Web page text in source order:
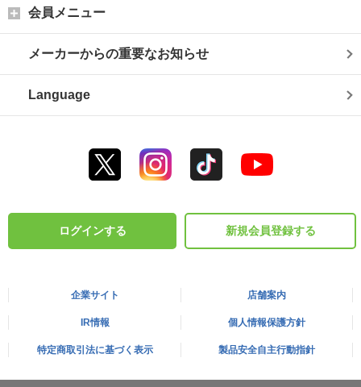
会員メニュー
メーカーからの重要なお知らせ
Language
ログインする 新規会員登録する
企業サイト 店舗案内
IR情報 個人情報保護方針
特定商取引法に基づく表示 製品安全自主行動指針